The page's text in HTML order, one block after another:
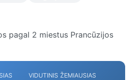
pagal 2 miestus Prancūzijos
VIDUTINIS ŽEMIAUSIAS